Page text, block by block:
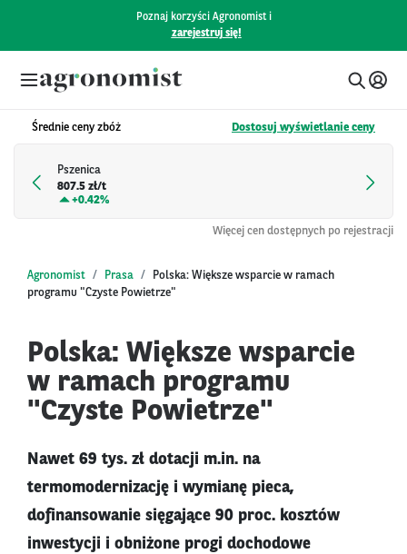
Poznaj korzyści Agronomist i
zarejestruj się!
Średnie ceny zbóż Dostosuj wyświetlanie ceny
Pszenica
807.5 zł/t
+0.42%
Więcej cen dostępnych po rejestracji
Agronomist Prasa
Polska: Większe wsparcie w ramach
programu "Czyste Powietrze"
Polska: Większe wsparcie
w ramach programu
"Czyste Powietrze"
Nawet 69 tys. zł dotacji m.in. na
termomodernizację i wymianę pieca,
dofinansowanie sięgające 90 proc. kosztów
inwestycji i obniżone progi dochodowe